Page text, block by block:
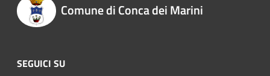
Comune di Conca dei Marini
SEGUICI SU